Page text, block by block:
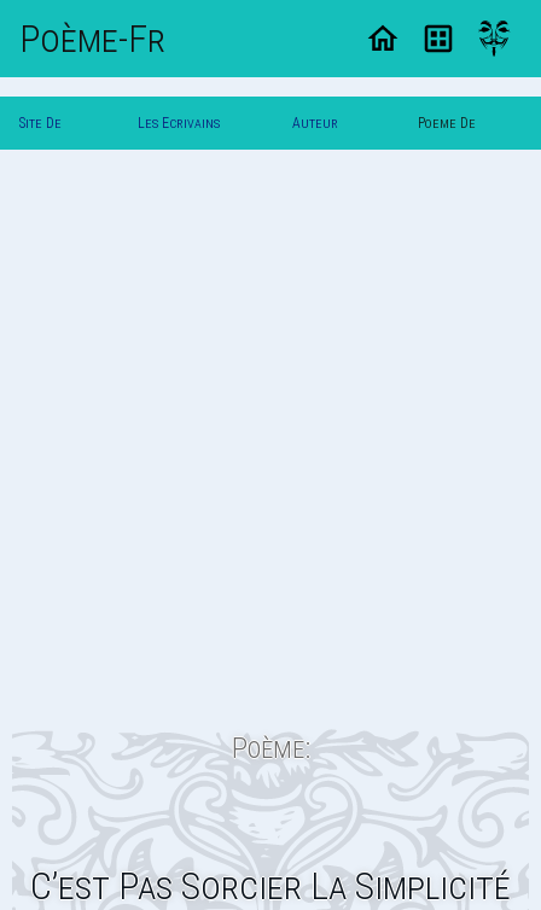
Poème-Fr
Site De Les Ecrivains Auteur Poeme De
Poème:
C’est Pas Sorcier La Simplicité